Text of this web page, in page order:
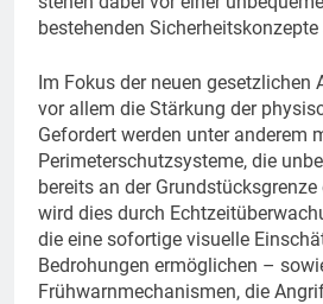
bestehenden
Im Fokus der neuen gesetzlichen
vor allem die Stärkung der
Gefordert werden unter anderem
Perimeterschutzsysteme, die
bereits an der
wird dies durch
die eine sofortige visuelle
Bedrohungen ermöglichen –
Frühwarnmechanismen, die